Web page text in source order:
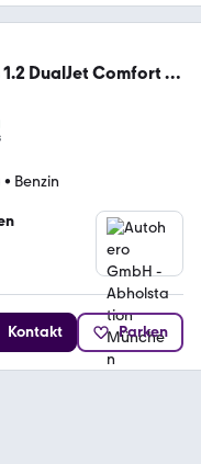
DualJet Comfort +
• Benzin
Kontakt Parken